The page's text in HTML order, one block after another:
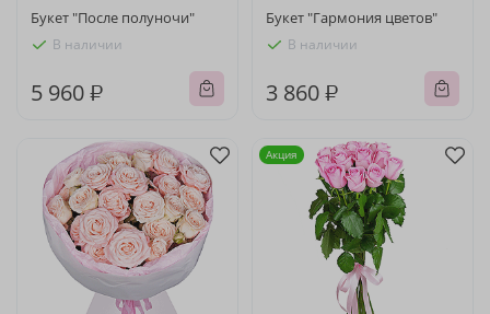
Букет "После полуночи"
В наличии
5 960 ₽
Букет "Гармония цветов"
В наличии
3 860 ₽
Акция